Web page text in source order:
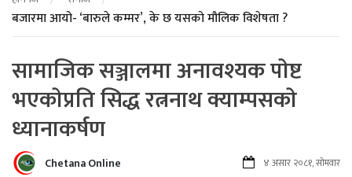
बजारमा आयो- ‘बारुले कम्मर’, के छ यसको मौलिक विशेषता ?
सामाजिक सञ्जालमा अनावश्यक पाेष्ट
भएकाेप्रति सिद्ध रत्ननाथ क्याम्पसकाे
ध्यानाकर्षण
Chetana Online ४ असार २०८१, सोमवार